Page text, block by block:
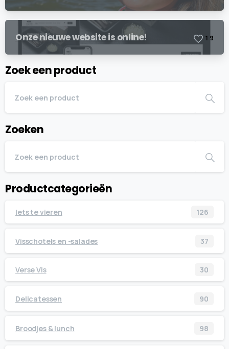
Onze nieuwe website is online! 1 9
Zoek een product
Zoeken
Productcategorieën
Iets te vieren 126
Visschotels en -salades 37
Verse Vis 30
Delicatessen 90
Broodjes & lunch 98